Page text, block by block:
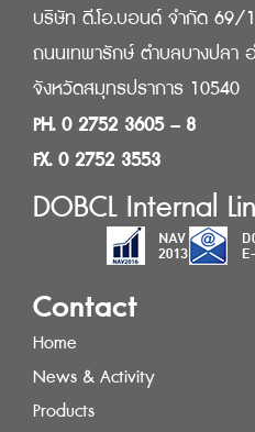
บริษัท ดี.โอ.บอนด์ จำกัด
ถนนเทพารักษ์ ตำบลบางปลา
จังหวัดสมุทรปราการ 10540
PH. 0 2752 3605 – 8
FX. 0 2752 3553
DOBCL Internal
Contact
Home
News & Activity
Products